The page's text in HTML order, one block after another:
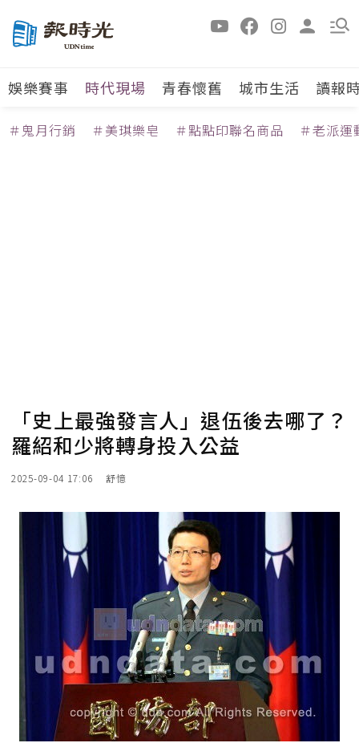
娛樂賽事 時代現場 青春懷舊 城市生活 讀報
＃鬼月行銷 ＃美琪樂皂 ＃點點印聯名商品 ＃老派運
「史上最強發言人」退伍後去哪了？
羅紹和少將轉身投入公益
2025-09-04 17:06 舒憶